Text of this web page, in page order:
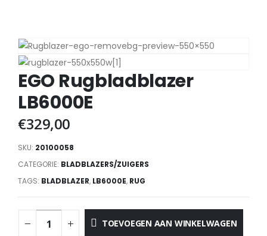
EGO Rugbladblazer
LB6000E
€329,00
SKU: 20100058
CATEGORIE: BLADBLAZERS/ZUIGERS
TAGS: BLADBLAZER, LB6000E, RUG
TOEVOEGEN AAN WINKELWAGEN